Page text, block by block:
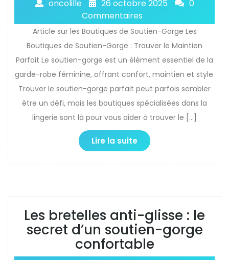
oncolille 26 octobre 2025
0
Commentaires
Article sur les Boutiques de Soutien-Gorge Les
Boutiques de Soutien-Gorge : Trouver le Maintien
Parfait Le soutien-gorge est un élément essentiel de la
garde-robe féminine, offrant confort, maintien et style.
Trouver le soutien-gorge parfait peut parfois sembler
être un défi, mais les boutiques spécialisées dans la
lingerie sont là pour vous aider à trouver le […]
Lire la suite
Les bretelles anti-glisse : le
secret d’un soutien-gorge
confortable